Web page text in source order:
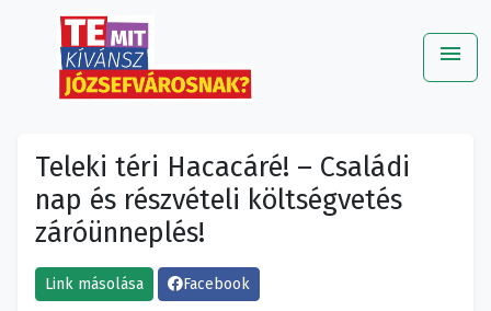
menu
Teleki téri Hacacáré! – Családi
nap és részvételi költségvetés
záróünneplés!
Link másolása Facebook